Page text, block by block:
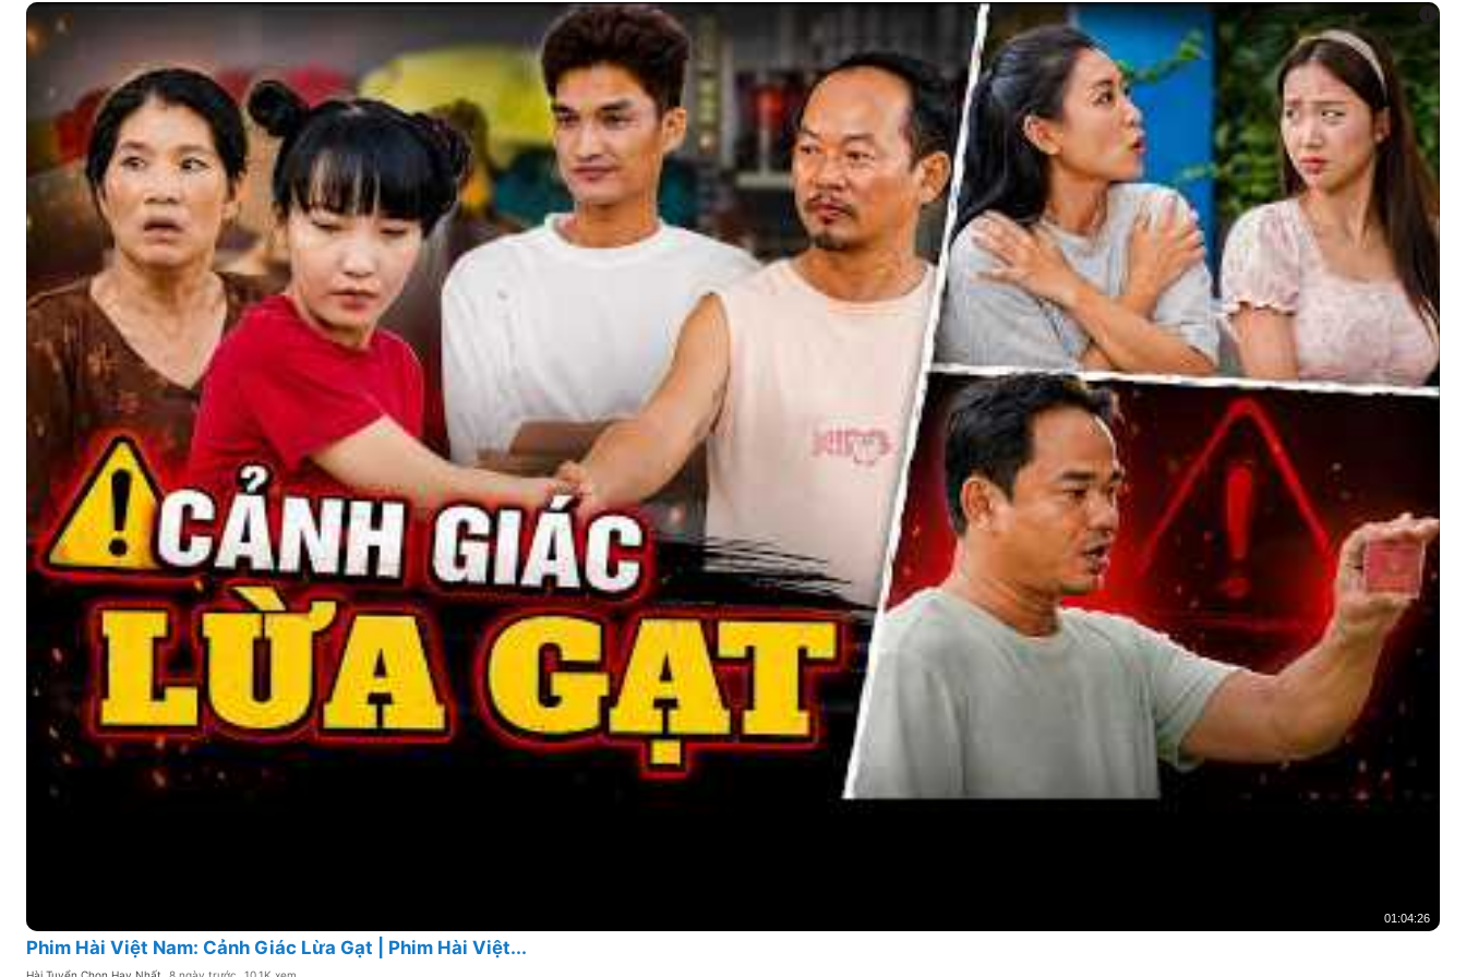
01:04:26
Phim Hài Việt Nam: Cảnh Giác Lừa Gạt | Phim Hài Việt...